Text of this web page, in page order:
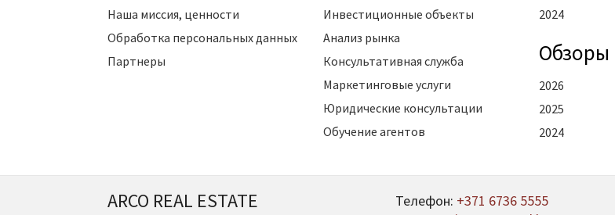
Наша миссия, ценности
Обработка персональных данных
Партнеры
Инвестиционные объекты
Анализ рынка
Консультативная служба
Маркетинговые услуги
Юридические консультации
Обучение агентов
2024
2026
2025
2024
ARCO REAL ESTATE Телефон: +371 6736 5555